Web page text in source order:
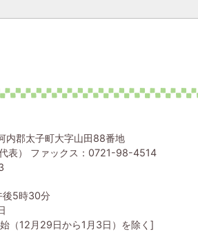
郡太子町大字山田88番地
表） ファックス：0721-98-4514
後5時30分
（12月29日から1月3日）を除く]